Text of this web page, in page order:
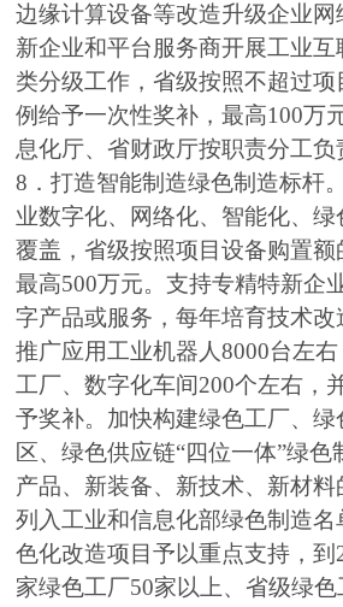
边缘计算设备等改造升级企业
新企业和平台服务商开展工业
类分级工作，省级按照不超过项
例给予一次性奖补，最高100万
息化厅、省财政厅按职责分工负
8．打造智能制造绿色制造标杆
业数字化、网络化、智能化、绿
覆盖，省级按照项目设备购置额
最高500万元。支持专精特新企
字产品或服务，每年培育技术改
推广应用工业机器人8000台左
工厂、数字化车间200个左右，
予奖补。加快构建绿色工厂、绿
区、绿色供应链“四位一体”绿
产品、新装备、新技术、新材
列入工业和信息化部绿色制造
色化改造项目予以重点支持，到
家绿色工厂50家以上、省级绿色